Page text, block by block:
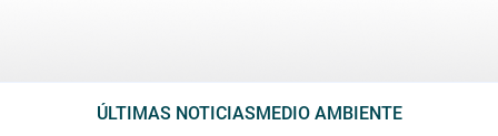
ÚLTIMAS NOTICIASMEDIO AMBIENTE